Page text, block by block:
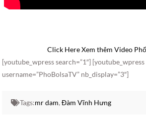
Click Here Xem thêm Video
[youtube_wpress search=”1″] [youtube_wpress
username=”PhoBolsaTV” nb_display=”3″]
Tags:mr dam, Đàm Vĩnh Hưng